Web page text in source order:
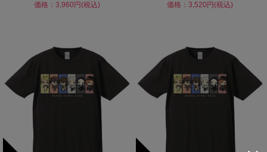
価格：3,960円(税込)
価格：3,520円(税込)